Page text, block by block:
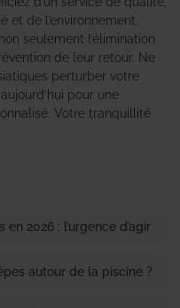
et de l’environnement.
seulement l’élimination
de leur retour. Ne
perturber votre
pour une
Votre tranquillité
2026 : l’urgence d’agir
autour de la piscine ?